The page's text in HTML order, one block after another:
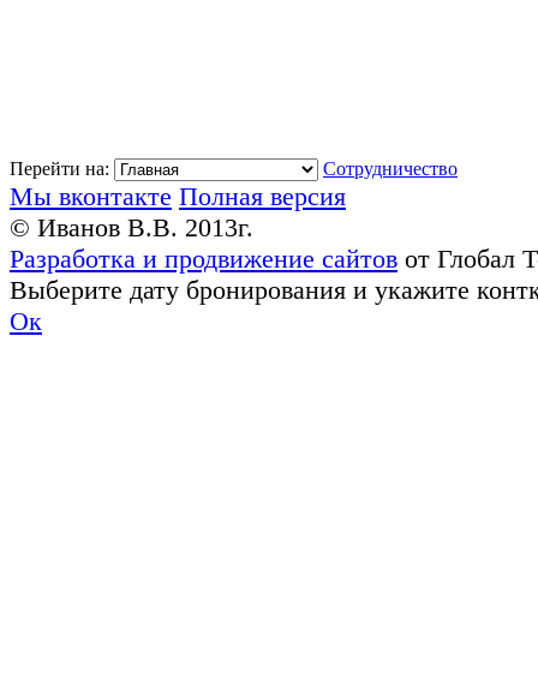
Перейти на: Сотрудничество
Мы вконтакте Полная версия
© Иванов В.В. 2013г.
Разработка и продвижение сайтов от Глобал
Выберите дату бронирования и укажите
Ок